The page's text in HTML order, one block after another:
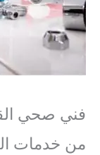
فني صحي
من خدمات